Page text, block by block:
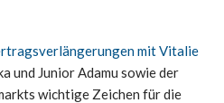
mit Vitalie
und Junior Adamu sowie der
wichtige Zeichen für die